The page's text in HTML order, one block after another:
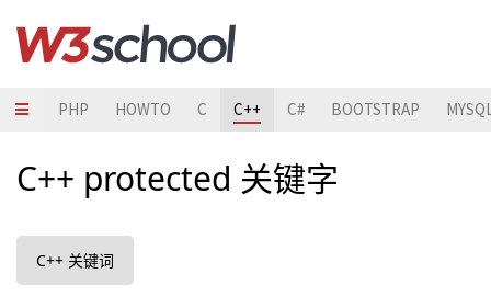
PHP HOWTO C C++ C# BOOTSTRAP
C++ protected 关键字
C++ 关键词